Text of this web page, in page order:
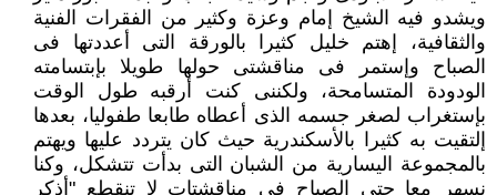
ويشدو فيه الشيخ إمام وعزة وكثير من الفقرات الفنية
والثقافية، إهتم خليل كثيرا بالورقة التى أعددتها فى
الصباح وإستمر فى مناقشتى حولها طويلا بإبتسامته
الودودة المتسامحة، ولكننى كنت أرقبه طول الوقت
بإستغراب لصغر جسمه الذى أعطاه طابعا طفوليا، بعدها
إلتقيت به كثيرا بالأسكندرية حيث كان يتردد عليها ويهتم
بالمجموعة اليسارية من الشبان التى بدأت تتشكل، وكنا
نسهر معا حتى الصباح فى مناقشتات لا تنقطع "أذكر